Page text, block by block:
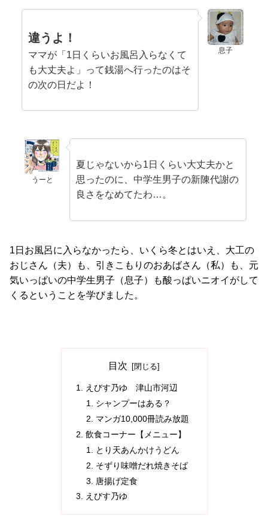
息子
違うよ！
ママが「1日くらいお風呂入らなくて
も大丈夫よ」って銭湯へ行ったのはそ
の次の日だよ！
うーと
夏じゃないから1日くらい大丈夫かと
思ったのに、中学生男子の新陳代謝の
良さをなめてたわ…。
1日お風呂に入らなかったら、いくら冬とはいえ、大工の
おじさん（夫）も、引きこもりのおあばさん（私）も、元
気いっぱいの中学生男子（息子）も酸っぱいニオイがして
くるということを学びました。
目次
えびす乃ゆ 津山市河辺
シャンプーはある？
マンガ10,000冊読み放題
飲食コーナー【メニュー】
とり天あんかけうどん
そずり味噌だれ焼きそば
唐揚げ定食
えびす乃ゆ